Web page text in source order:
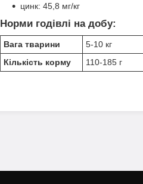
цинк: 45,8 мг/кг
Норми годівлі на добу:
Вага тварини 5-10 кг
Кількість корму
110-185 г